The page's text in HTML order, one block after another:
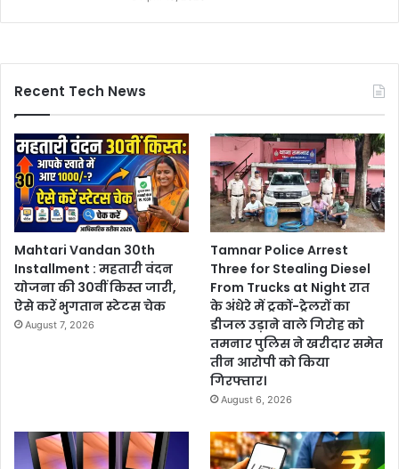
Recent Tech News
Mahtari Vandan 30th
Installment : महतारी वंदन
योजना की 30वीं किस्त जारी,
ऐसे करें भुगतान स्टेटस चेक
August 7, 2026
Tamnar Police Arrest
Three for Stealing Diesel
From Trucks at Night रात
के अंधेरे में ट्रकों-ट्रेलरों का
डीजल उड़ाने वाले गिरोह को
तमनार पुलिस ने खरीदार समेत
तीन आरोपी को किया
गिरफ्तार।
August 6, 2026